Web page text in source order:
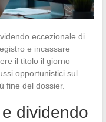
eccezionale di
e incassare
il titolo il giorno
opportunistici sul
fine del dossier.
dividendo